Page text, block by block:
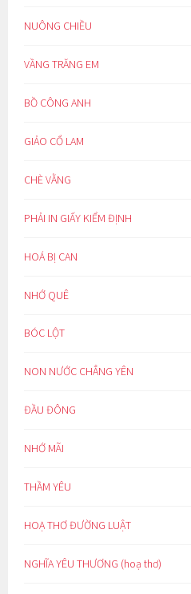
NUÔNG CHIỀU
VẦNG TRĂNG EM
BỒ CÔNG ANH
GIẢO CỔ LAM
CHÈ VẰNG
PHẢI IN GIẤY KIỂM ĐỊNH
HOÁ BỊ CAN
NHỚ QUÊ
BÓC LỘT
NON NƯỚC CHẲNG YÊN
ĐẦU ĐÔNG
NHỚ MÃI
THẦM YÊU
HOẠ THƠ ĐƯỜNG LUẬT
NGHĨA YÊU THƯƠNG (hoạ thơ)